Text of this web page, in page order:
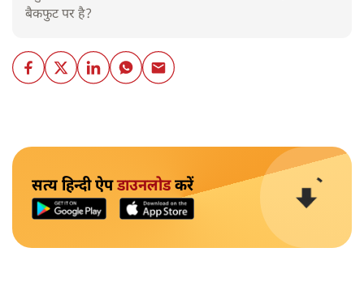
बैकफुट पर है?
सत्य हिन्दी ऐपडाउनलोडकरें